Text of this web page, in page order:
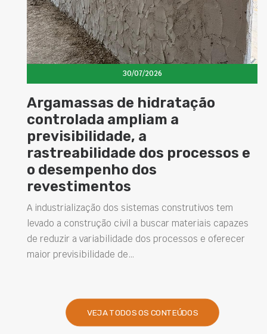
30/07/2026
Argamassas de hidratação
controlada ampliam a
previsibilidade, a
rastreabilidade dos processos e
o desempenho dos
revestimentos
A industrialização dos sistemas construtivos tem
levado a construção civil a buscar materiais capazes
de reduzir a variabilidade dos processos e oferecer
maior previsibilidade de…
VEJA TODOS OS CONTEÚDOS